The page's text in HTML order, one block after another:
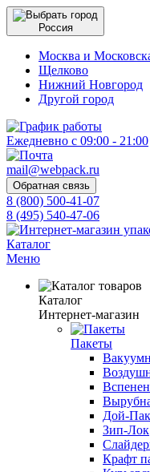
Россия
Москва и
Щелково
Нижний Новгород
Другой город
Ежедневно с 09:00 - 21:00
mail@webpack.ru
Обратная связь
8 (800) 500-41-07
8 (495) 540-47-06
Каталог
Меню
Каталог
Интернет-магазин
Пакеты
Дой-Пак
Зип-Лок
Крафт